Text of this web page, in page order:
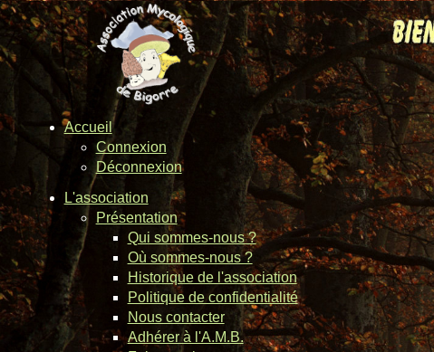
Accueil
Connexion
Déconnexion
L'association
Présentation
Qui sommes-nous ?
Où sommes-nous ?
Historique de l'association
Politique de confidentialité
Nous contacter
Adhérer à l'A.M.B.